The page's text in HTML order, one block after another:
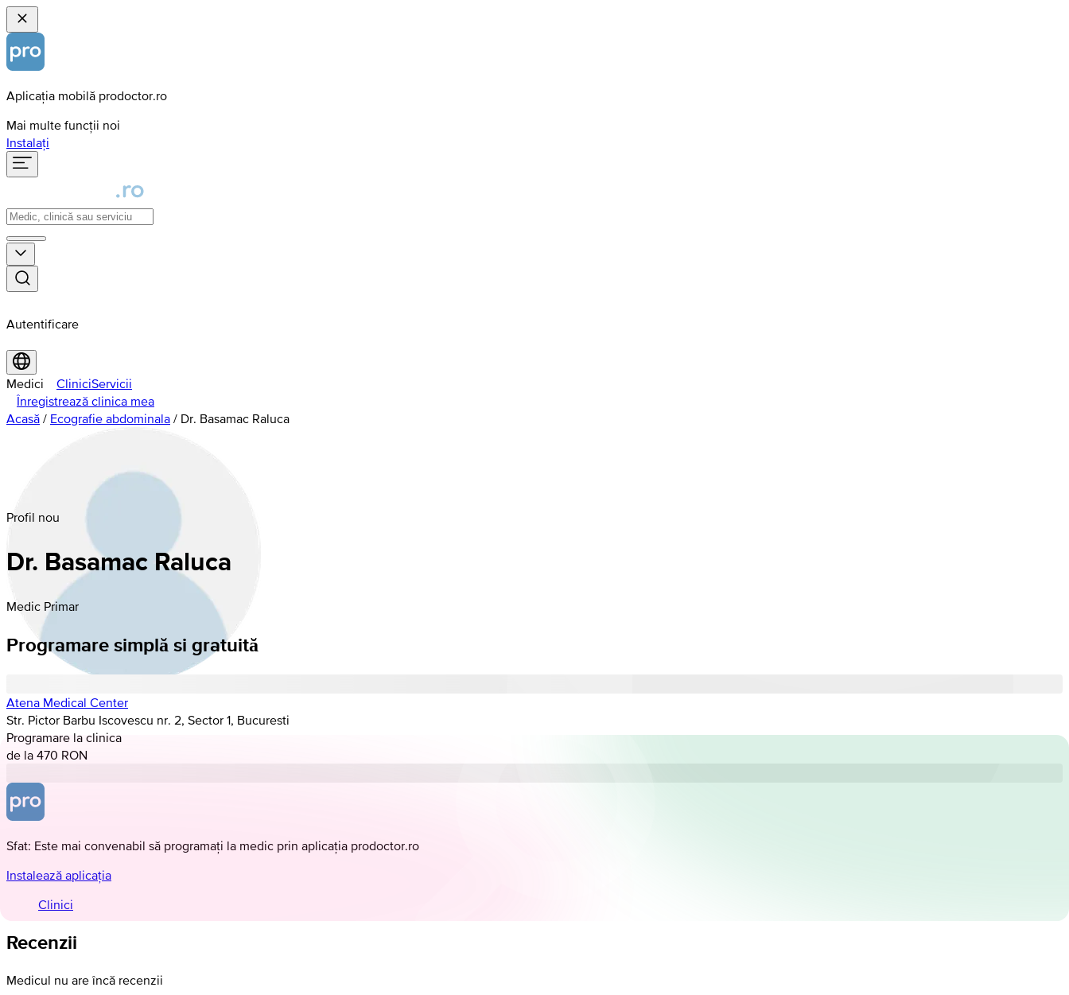
Aplicația mobilă prodoctor.ro
Mai multe funcții noi
Instalați
Autentificare
Medici CliniciServicii
Înregistrează clinica mea
Acasă / Ecografie abdominala / Dr. Basamac Raluca
Profil nou
Dr. Basamac Raluca
Medic Primar
Programare simplă si gratuită
Atena Medical Center
Str. Pictor Barbu Iscovescu nr. 2, Sector 1, Bucuresti
Programare la clinica
de la 470 RON
Sfat: Este mai convenabil să programați la medic prin aplicația prodoctor.ro
Instalează aplicația
Clinici
Recenzii
Medicul nu are încă recenzii